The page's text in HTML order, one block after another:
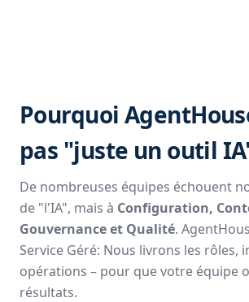
Pourquoi
pas "juste un outil
De nombreuses équipes échouent
de "l'IA", mais à Configuration,
Gouvernance et Qualité.
Service Géré: Nous livrons les rôles,
opérations – pour que votre équipe
résultats.